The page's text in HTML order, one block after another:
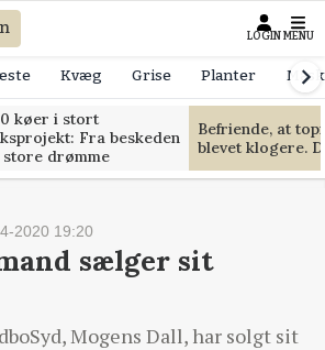
LOGIN MENU
Kvæg Grise Planter
køer i stort
Fra beskeden
drømme
Befriende, at
blevet klogere.
2020 19:20
sælger sit
Mogens Dall, har solgt sit